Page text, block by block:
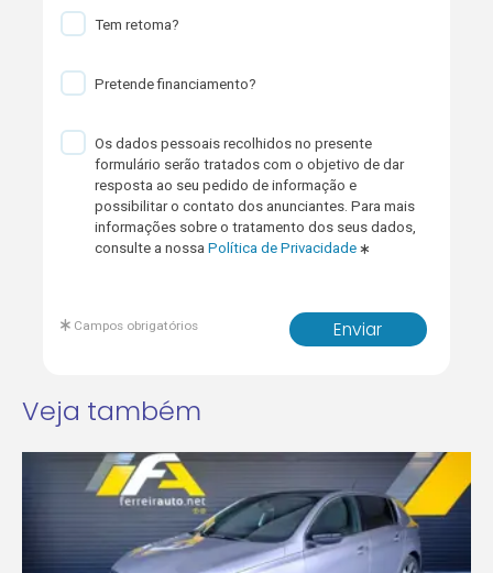
Tem retoma?
Pretende financiamento?
Os dados pessoais recolhidos no presente
formulário serão tratados com o objetivo de dar
resposta ao seu pedido de informação e
possibilitar o contato dos anunciantes. Para mais
informações sobre o tratamento dos seus dados,
consulte a nossaPolítica de Privacidade
Enviar
Campos obrigatórios
Veja também